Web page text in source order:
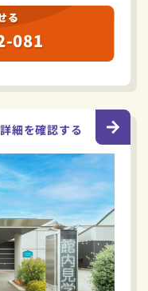
る
081
詳細を確認する